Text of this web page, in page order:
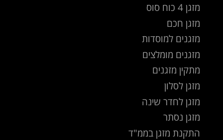
מזגן 4 כוח סוס
מזגן חכם
מזגנים למוסדות
מזגנים מומלצים
מתקין מזגנים
מזגן לסלון
מזגן לחדר שינה
מזגן נסתר
התקנת מזגן בממ"ד